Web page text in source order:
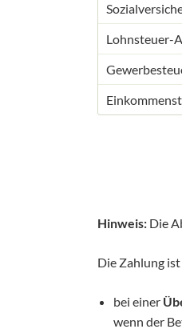
Lohnsteuer-
Hinweis: Die
Die Zahlung
bei einer
wenn der